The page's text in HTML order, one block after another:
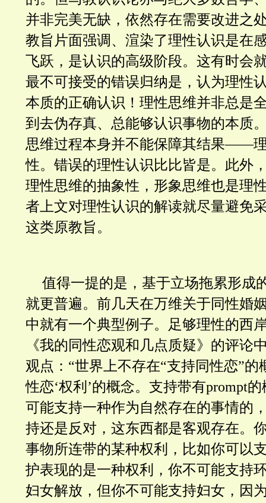
并非完美无缺，依然存在需要改进之
教旨片面强调、渲染了理性认识是在
飞跃，是认识的高级阶段。这有时会
最不可接受的错误归纳是，认为理性
本质的正确认识！理性思维并非总是
到去伪存真、总能够认识事物的本质
思维过程本身并不能保障其结果——
性。错误的理性认识比比皆是。此外
理性思维的抽象性，形象思维也是理
者上文对理性认识的解读就尽量避免
这类原教旨。
值得一提的是，基于立场拖累形成
就更普遍。前几天在万维关于同性婚
中就有一个典型例子。足够理性的西
《我的同性恋观和几点质疑》的评论
观点：“世界上不存在“支持同性恋”的
性恋‘权利’的概念。支持带有prompt
可能支持一种作为自然存在的事情的
持还是反对，这东西都是客观存在。
事物所连带的某种权利，比如你可以
护表现的是一种权利，你不可能支持
妇女解放，但你不可能支持妇女，因